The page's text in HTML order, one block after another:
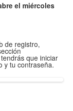
el miércoles
de registro,
que iniciar
y tu contraseña.